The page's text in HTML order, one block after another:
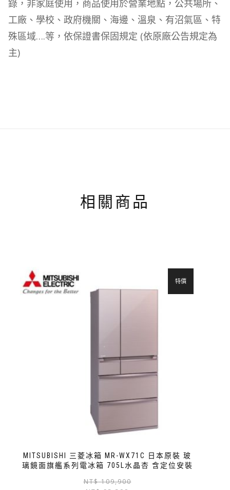
錄，非家庭使用，商品使用於營業地點，公共場所、
工廠、學校、政府機關、海邊、溫泉、有沼氣區、特
殊區域….等，依保證書保固規定 (依原廠公告規定為
主)
相關商品
MITSUBISHI 三菱冰箱 MR-WX71C 日本原裝 玻
璃鏡面旗艦系列電冰箱 705L水晶杏 含定位安裝
特價
NT$109,900